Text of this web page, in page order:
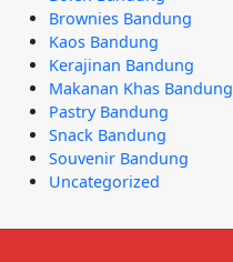
Brownies Bandung
Kaos Bandung
Kerajinan Bandung
Makanan Khas Bandung
Pastry Bandung
Snack Bandung
Souvenir Bandung
Uncategorized